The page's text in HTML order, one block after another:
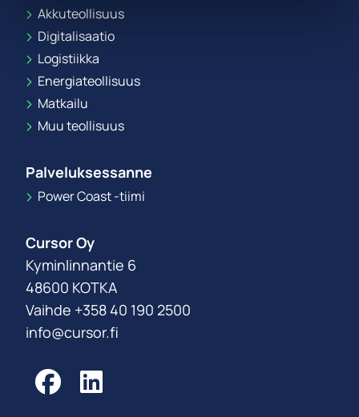
Akkuteollisuus
Digitalisaatio
Logistiikka
Energiateollisuus
Matkailu
Muu teollisuus
Palveluksessanne
Power Coast -tiimi
Cursor Oy
Kyminlinnantie 6
48600 KOTKA
Vaihde +358 40 190 2500
info@cursor.fi
Facebook